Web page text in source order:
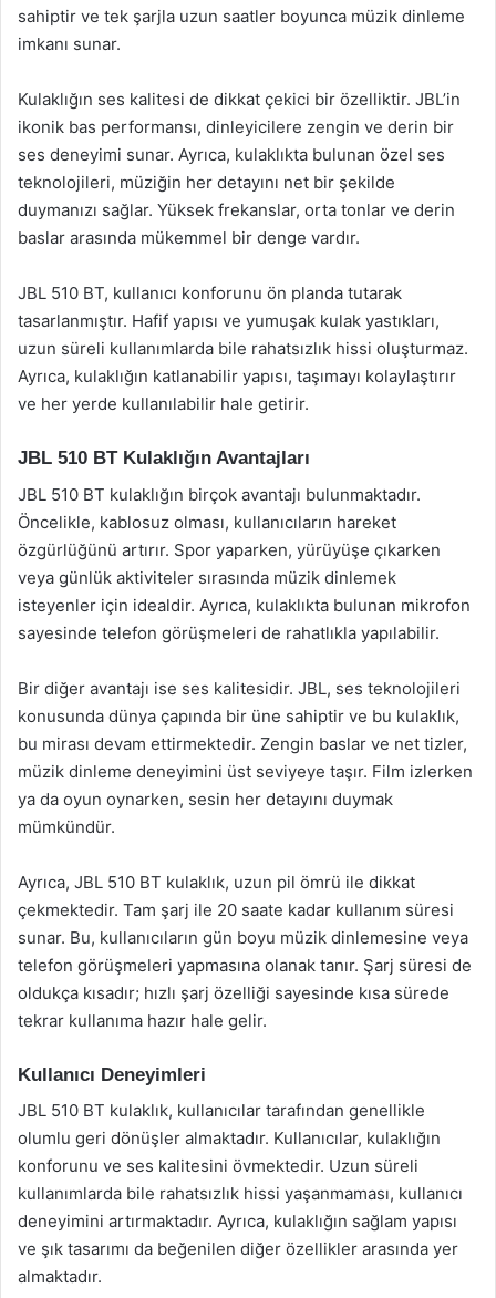
sahiptir ve tek şarjla uzun saatler boyunca müzik dinleme
imkanı sunar.
Kulaklığın ses kalitesi de dikkat çekici bir özelliktir. JBL’in
ikonik bas performansı, dinleyicilere zengin ve derin bir
ses deneyimi sunar. Ayrıca, kulaklıkta bulunan özel ses
teknolojileri, müziğin her detayını net bir şekilde
duymanızı sağlar. Yüksek frekanslar, orta tonlar ve derin
baslar arasında mükemmel bir denge vardır.
JBL 510 BT, kullanıcı konforunu ön planda tutarak
tasarlanmıştır. Hafif yapısı ve yumuşak kulak yastıkları,
uzun süreli kullanımlarda bile rahatsızlık hissi oluşturmaz.
Ayrıca, kulaklığın katlanabilir yapısı, taşımayı kolaylaştırır
ve her yerde kullanılabilir hale getirir.
JBL 510 BT Kulaklığın Avantajları
JBL 510 BT kulaklığın birçok avantajı bulunmaktadır.
Öncelikle, kablosuz olması, kullanıcıların hareket
özgürlüğünü artırır. Spor yaparken, yürüyüşe çıkarken
veya günlük aktiviteler sırasında müzik dinlemek
isteyenler için idealdir. Ayrıca, kulaklıkta bulunan mikrofon
sayesinde telefon görüşmeleri de rahatlıkla yapılabilir.
Bir diğer avantajı ise ses kalitesidir. JBL, ses teknolojileri
konusunda dünya çapında bir üne sahiptir ve bu kulaklık,
bu mirası devam ettirmektedir. Zengin baslar ve net tizler,
müzik dinleme deneyimini üst seviyeye taşır. Film izlerken
ya da oyun oynarken, sesin her detayını duymak
mümkündür.
Ayrıca, JBL 510 BT kulaklık, uzun pil ömrü ile dikkat
çekmektedir. Tam şarj ile 20 saate kadar kullanım süresi
sunar. Bu, kullanıcıların gün boyu müzik dinlemesine veya
telefon görüşmeleri yapmasına olanak tanır. Şarj süresi de
oldukça kısadır; hızlı şarj özelliği sayesinde kısa sürede
tekrar kullanıma hazır hale gelir.
Kullanıcı Deneyimleri
JBL 510 BT kulaklık, kullanıcılar tarafından genellikle
olumlu geri dönüşler almaktadır. Kullanıcılar, kulaklığın
konforunu ve ses kalitesini övmektedir. Uzun süreli
kullanımlarda bile rahatsızlık hissi yaşanmaması, kullanıcı
deneyimini artırmaktadır. Ayrıca, kulaklığın sağlam yapısı
ve şık tasarımı da beğenilen diğer özellikler arasında yer
almaktadır.